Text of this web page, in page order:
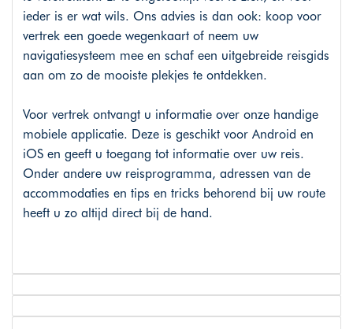
ieder is er wat wils. Ons advies is dan ook: koop voor
vertrek een goede wegenkaart of neem uw
navigatiesysteem mee en schaf een uitgebreide reisgids
aan om zo de mooiste plekjes te ontdekken.
Voor vertrek ontvangt u informatie over onze handige
mobiele applicatie. Deze is geschikt voor Android en
iOS en geeft u toegang tot informatie over uw reis.
Onder andere uw reisprogramma, adressen van de
accommodaties en tips en tricks behorend bij uw route
heeft u zo altijd direct bij de hand.